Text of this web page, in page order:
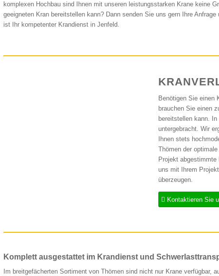
komplexen Hochbau sind Ihnen mit unseren leistungsstarken Krane keine
geeigneten Kran bereitstellen kann? Dann senden Sie uns gern Ihre
ist Ihr kompetenter Krandienst in Jenfeld.
Benötigen Sie einen
brauchen Sie einen
bereitstellen kann.
untergebracht. Wir
Ihnen stets
Thömen der
Projekt
uns mit Ihrem
überzeugen.
Kontaktieren Sie
Komplett ausgestattet im Krandienst und
Im breitgefächerten Sortiment von Thömen sind nicht nur Krane verfügbar,